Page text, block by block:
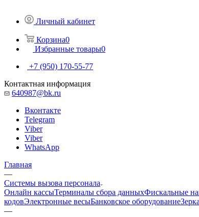
Личный кабинет
Корзина0
Избранные товары0
+7 (950) 170-55-77
Контактная информация
640987@bk.ru
Вконтакте
Telegram
Viber
Viber
WhatsApp
Главная
—
Системы вызова персонала
Онлайн кассыТерминалы сбора данныхФискальные
кодовЭлектронные весыБанковское оборудование
—